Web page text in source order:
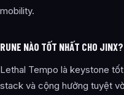
mobility.
RUNE NÀO TỐT NHẤT CHO JINX?
Lethal Tempo là keystone
stack và cộng hưởng tuyệt